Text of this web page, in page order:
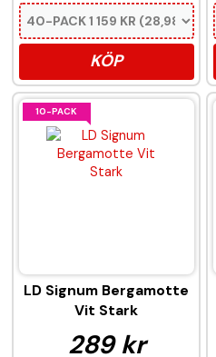
KÖP
10-PACK
LD Signum Bergamotte
Vit Stark
289 kr